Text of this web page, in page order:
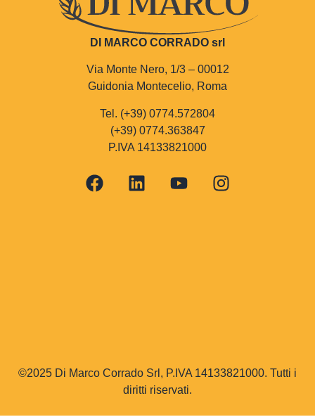
DI MARCO CORRADO srl
Via Monte Nero, 1/3 – 00012
Guidonia Montecelio, Roma
Tel. (+39) 0774.572804
(+39) 0774.363847
P.IVA 14133821000
©2025 Di Marco Corrado Srl, P.IVA 14133821000. Tutti i
diritti riservati.